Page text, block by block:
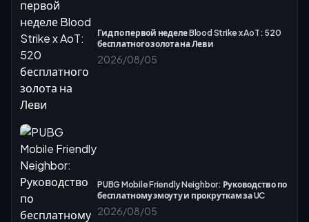
Гид по первой неделе Blood Strike x AoT: 520
бесплатного золота на Леви
2026/08/05
PUBG Mobile Friendly Neighbor: Руководство по
бесплатному эмоуту и прокруткам за UC
2026/08/05